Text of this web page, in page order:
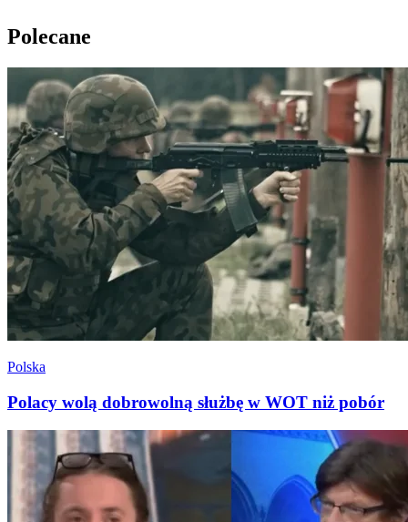
Polecane
Polska
Polacy wolą dobrowolną służbę w WOT niż pobór